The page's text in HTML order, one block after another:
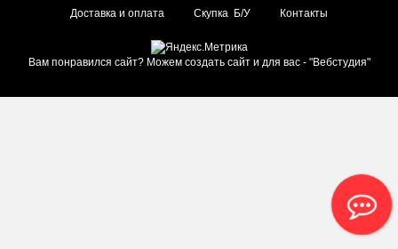
Доставка и оплата Скупка Б/У Контакты
Вам понравился сайт? Можем создать сайт и для вас - "Вебстудия"